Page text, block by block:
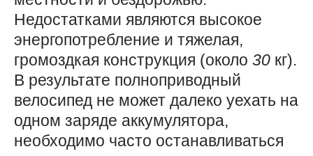
Недостатками являются высокое
энергопотребление и тяжелая,
громоздкая конструкция (около 30 кг).
В результате полноприводный
велосипед не может далеко уехать на
одном заряде аккумулятора,
необходимо часто останавливаться